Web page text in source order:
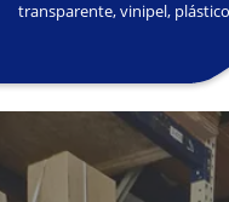
transparente, vinipel,